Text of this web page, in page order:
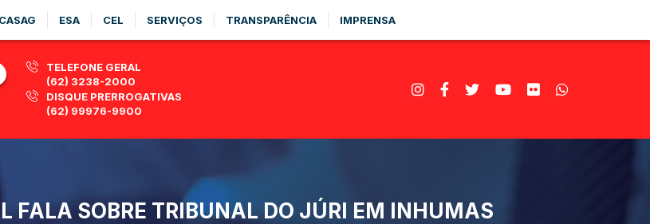
CASAG ESA CEL SERVIÇOS TRANSPARÊNCIA IMPRENSA
TELEFONE GERAL
(62) 3238-2000
DISQUE PRERROGATIVAS
(62) 99976-9900
FALA SOBRE TRIBUNAL DO JÚRI EM INHUMAS